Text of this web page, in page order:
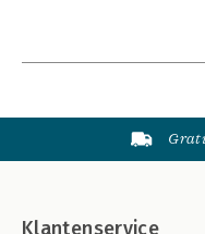
Klantenservice